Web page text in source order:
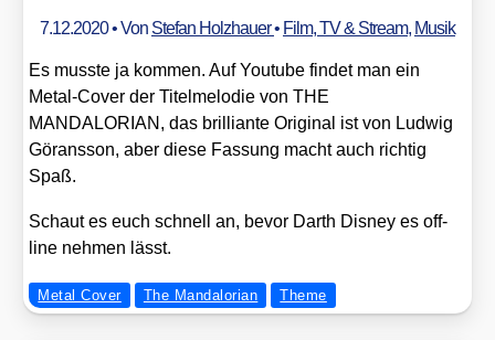
7.12.2020• Von Stefan Holzhauer• Film, TV & Stream, Musik
Es muss­te ja kom­men. Auf You­tube fin­det man ein
Metal-Cover der Titel­me­lo­die von THE
MANDALORIAN, das bril­li­an­te Ori­gi­nal ist von Lud­wig
Gör­ans­son, aber die­se Fas­sung macht auch rich­tig
Spaß.
Schaut es euch schnell an, bevor Darth Dis­ney es off­
line neh­men lässt.
Metal Cover The Mandalorian Theme